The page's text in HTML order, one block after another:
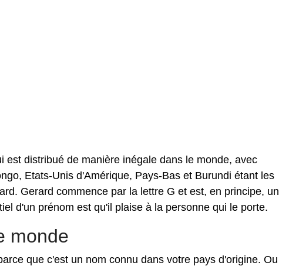
est distribué de manière inégale dans le monde, avec
Etats-Unis d'Amérique, Pays-Bas et Burundi étant les
Gerard commence par la lettre G et est, en principe, un
d'un prénom est qu'il plaise à la personne qui le porte.
monde
que c'est un nom connu dans votre pays d'origine. Ou